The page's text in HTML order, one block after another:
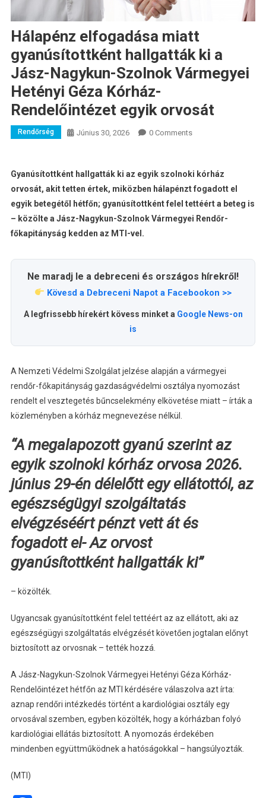
Hálapénz elfogadása miatt
gyanúsítottként hallgatták ki a
Jász-Nagykun-Szolnok Vármegyei
Hetényi Géza Kórház-
Rendelőintézet egyik orvosát
Rendőrség Június 30, 2026 0 Comments
Gyanúsítottként hallgatták ki az egyik szolnoki kórház
orvosát, akit tetten értek, miközben hálapénzt fogadott el
egyik betegétől hétfőn; gyanúsítottként felel tettéért a beteg is
– közölte a Jász-Nagykun-Szolnok Vármegyei Rendőr-
főkapitányság kedden az MTI-vel.
Ne maradj le a debreceni és országos hírekről!
Kövesd a Debreceni Napot a Facebookon >>
A legfrissebb hírekért kövess minket a Google News-on
is
A Nemzeti Védelmi Szolgálat jelzése alapján a vármegyei
rendőr-főkapitányság gazdaságvédelmi osztálya nyomozást
rendelt el vesztegetés bűncselekmény elkövetése miatt – írták a
közleményben a kórház megnevezése nélkül.
“A megalapozott gyanú szerint az
egyik szolnoki kórház orvosa 2026.
június 29-én délelőtt egy ellátottól, az
egészségügyi szolgáltatás
elvégzéséért pénzt vett át és
fogadott el- Az orvost
gyanúsítottként hallgatták ki”
– közölték.
Ugyancsak gyanúsítottként felel tettéért az az ellátott, aki az
egészségügyi szolgáltatás elvégzését követően jogtalan előnyt
biztosított az orvosnak – tették hozzá.
A Jász-Nagykun-Szolnok Vármegyei Hetényi Géza Kórház-
Rendelőintézet hétfőn az MTI kérdésére válaszolva azt írta:
aznap rendőri intézkedés történt a kardiológiai osztály egy
orvosával szemben, egyben közölték, hogy a kórházban folyó
kardiológiai ellátás biztosított. A nyomozás érdekében
mindenben együttműködnek a hatóságokkal – hangsúlyozták.
(MTI)